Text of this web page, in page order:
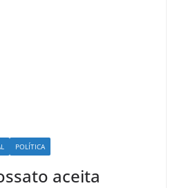
POLÍTICA
aceita